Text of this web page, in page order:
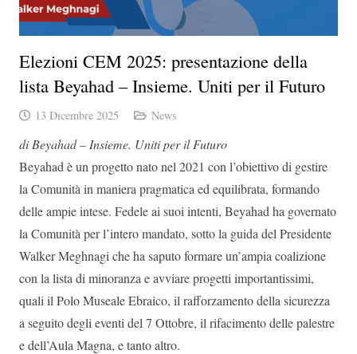
Elezioni CEM 2025: presentazione della
lista Beyahad – Insieme. Uniti per il Futuro
13 Dicembre 2025 News
di Beyahad – Insieme. Uniti per il Futuro
Beyahad è un progetto nato nel 2021 con l’obiettivo di gestire
la Comunità in maniera pragmatica ed equilibrata, formando
delle ampie intese. Fedele ai suoi intenti, Beyahad ha governato
la Comunità per l’intero mandato, sotto la guida del Presidente
Walker Meghnagi che ha saputo formare un’ampia coalizione
con la lista di minoranza e avviare progetti importantissimi,
quali il Polo Museale Ebraico, il rafforzamento della sicurezza
a seguito degli eventi del 7 Ottobre, il rifacimento delle palestre
e dell’Aula Magna, e tanto altro.